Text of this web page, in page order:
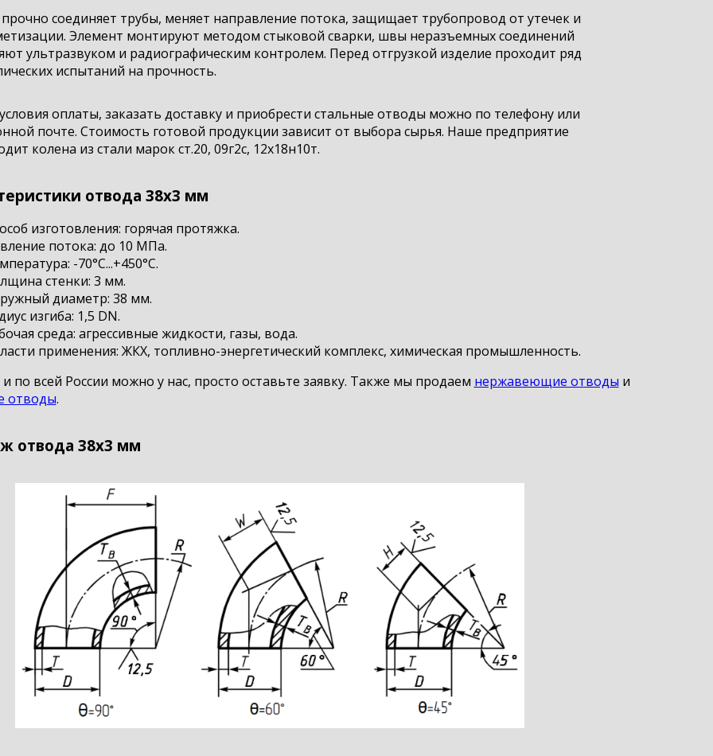
соединяет трубы, меняет направление потока, защищает трубопровод от утечек и
Элемент монтируют методом стыковой сварки, швы неразъемных соединений
ультразвуком и радиографическим контролем. Перед отгрузкой изделие проходит ряд
испытаний на прочность.
оплаты, заказать доставку и приобрести стальные отводы можно по телефону или
почте. Стоимость готовой продукции зависит от выбора сырья. Наше предприятие
колена из стали марок ст.20, 09г2с, 12х18н10т.
отвода 38х3 мм
изготовления: горячая протяжка.
потока: до 10 МПа.
-70°С...+450°С.
стенки: 3 мм.
диаметр: 38 мм.
изгиба: 1,5 DN.
среда: агрессивные жидкости, газы, вода.
применения: ЖКХ, топливно-энергетический комплекс, химическая промышленность.
и по всей России можно у нас, просто оставьте заявку. Также мы продаем нержавеющие отводы и
отводы.
отвода 38х3 мм